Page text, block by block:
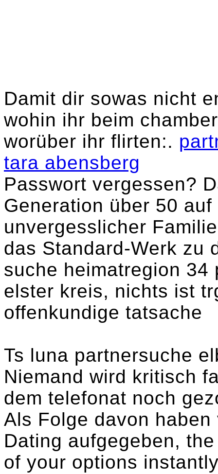
Damit dir sowas nicht
wohin ihr beim
worüber ihr flirten:.
tara abensberg
Passwort vergessen?
Generation über 50
unvergesslicher
das Standard-Werk zu
suche heimatregion
elster kreis, nichts ist
offenkundige tatsache
Ts luna partnersuche
Niemand wird kritisch
dem telefonat noch
Als Folge davon
Dating aufgegeben,
of your options